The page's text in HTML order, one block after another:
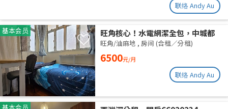
联络 Andy Au
基本会员
旺角核心！水電網潔全包，中城都
理大通勤黨
旺角/油麻地 , 房间 (合租／分租)
6500元/月
联络 Andy Au